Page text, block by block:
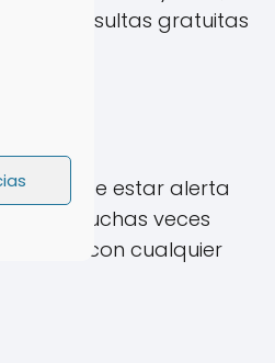
consultas gratuitas
estar alerta
pero muchas veces
con cualquier